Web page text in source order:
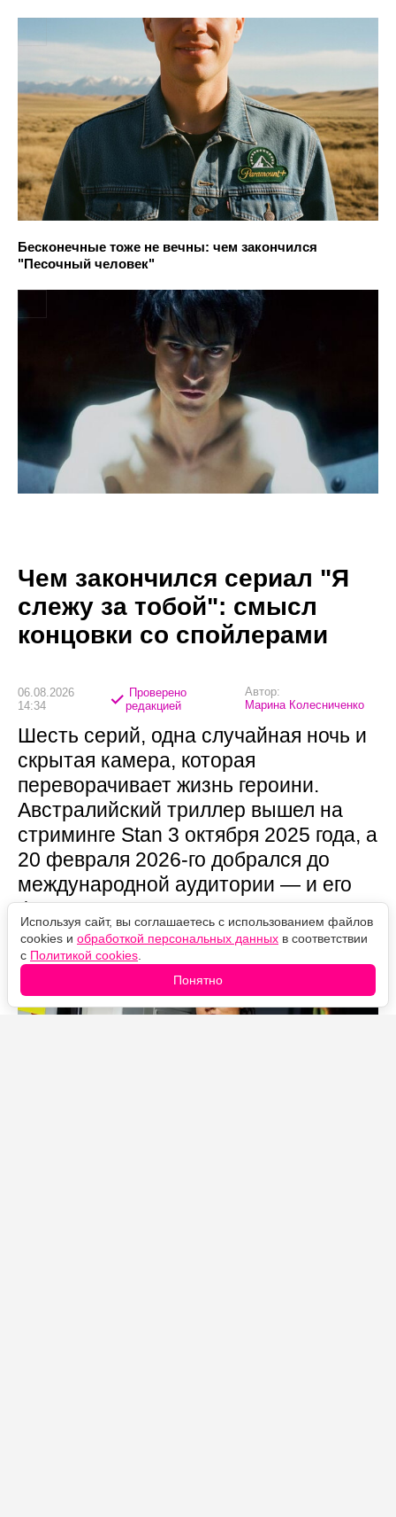
Бесконечные тоже не вечны: чем закончился
"Песочный человек"
Чем закончился сериал "Я
слежу за тобой": смысл
концовки со спойлерами
06.08.2026
14:34
Проверено
редакцией
Автор:
Марина Колесниченко
Шесть серий, одна случайная ночь и
скрытая камера, которая
переворачивает жизнь героини.
Австралийский триллер вышел на
стриминге Stan 3 октября 2025 года, а
20 февраля 2026-го добрался до
международной аудитории — и его
финал устроен так, что половину
смысла легко пропустить.
Используя сайт, вы соглашаетесь с использованием файлов
cookies и обработкой персональных данных в соответствии
с Политикой cookies
Понятно